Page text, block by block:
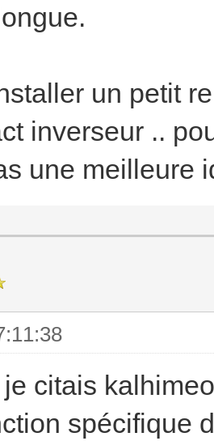
un petit
inverseur ..
une meilleure
citais
spécifique